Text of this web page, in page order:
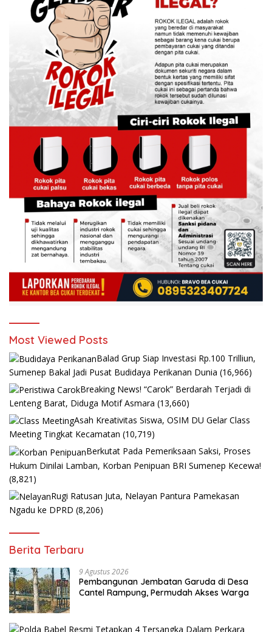
Most Viewed Posts
Balad Grup Siap Investasi Rp.100 Trilliun,
Sumenep Bakal Jadi Pusat Budidaya Perikanan Dunia (16,966)
Breaking News! “Carok” Berdarah Terjadi di
Lenteng Barat, Diduga Motif Asmara (13,660)
Asah Kreativitas Siswa, OSIM DU Gelar Class
Meeting Tingkat Kecamatan (10,719)
Berkutat Pada Pemeriksaan Saksi, Proses
Hukum Dinilai Lamban, Korban Penipuan BRI Sumenep Kecewa!
(8,821)
Rugi Ratusan Juta, Nelayan Pantura Pamekasan
Ngadu ke DPRD (8,206)
Berita Terbaru
9 Agustus 2026
Pembangunan Jembatan Garuda di Desa
Cantel Rampung, Permudah Akses Warga